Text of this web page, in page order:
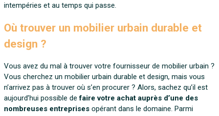
intempéries et au temps qui passe.
Où trouver un mobilier urbain durable et
design ?
Vous avez du mal à trouver votre fournisseur de mobilier urbain ?
Vous cherchez un mobilier urbain durable et design, mais vous
n’arrivez pas à trouver où s’en procurer ? Alors, sachez qu’il est
aujourd’hui possible defaire votre achat auprès d’une des
nombreuses entreprises opérant dans le domaine. Parmi